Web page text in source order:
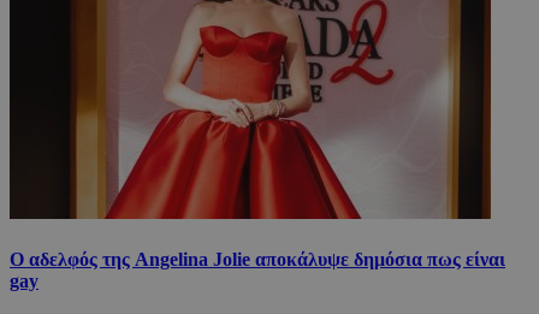
Ο αδελφός της Angelina Jolie αποκάλυψε δημόσια πως είναι
gay